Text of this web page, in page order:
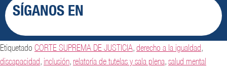
SÍGANOS EN
Etiquetado CORTE SUPREMA DE JUSTICIA,derecho a la igualdad,
discapacidad, inclusión, relatoría de tutelas y sala plena,salud mental